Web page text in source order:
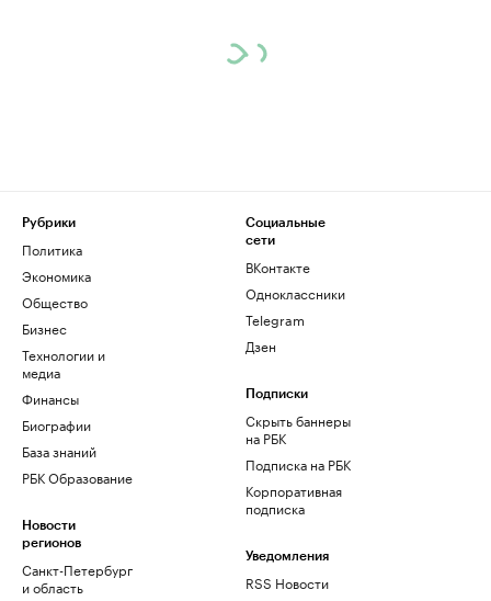
Рубрики
Политика
Экономика
Общество
Бизнес
Технологии и
медиа
Финансы
Биографии
База знаний
РБК Образование
Новости
регионов
Санкт-Петербург
и область
Социальные
сети
ВКонтакте
Одноклассники
Telegram
Дзен
Подписки
Скрыть баннеры
на РБК
Подписка на РБК
Корпоративная
подписка
Уведомления
RSS Новости